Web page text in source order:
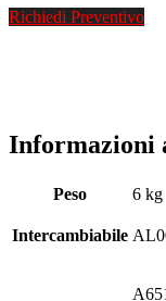
Richiedi Preventivo
Informazioni
Peso 6 kg
Intercambiabile